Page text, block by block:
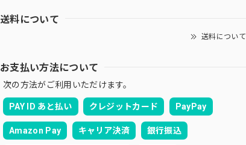
送料について
送料について
お支払い方法について
次の方法がご利用いただけます。
PAY ID あと払い クレジットカード PayPay
Amazon Pay キャリア決済 銀行振込